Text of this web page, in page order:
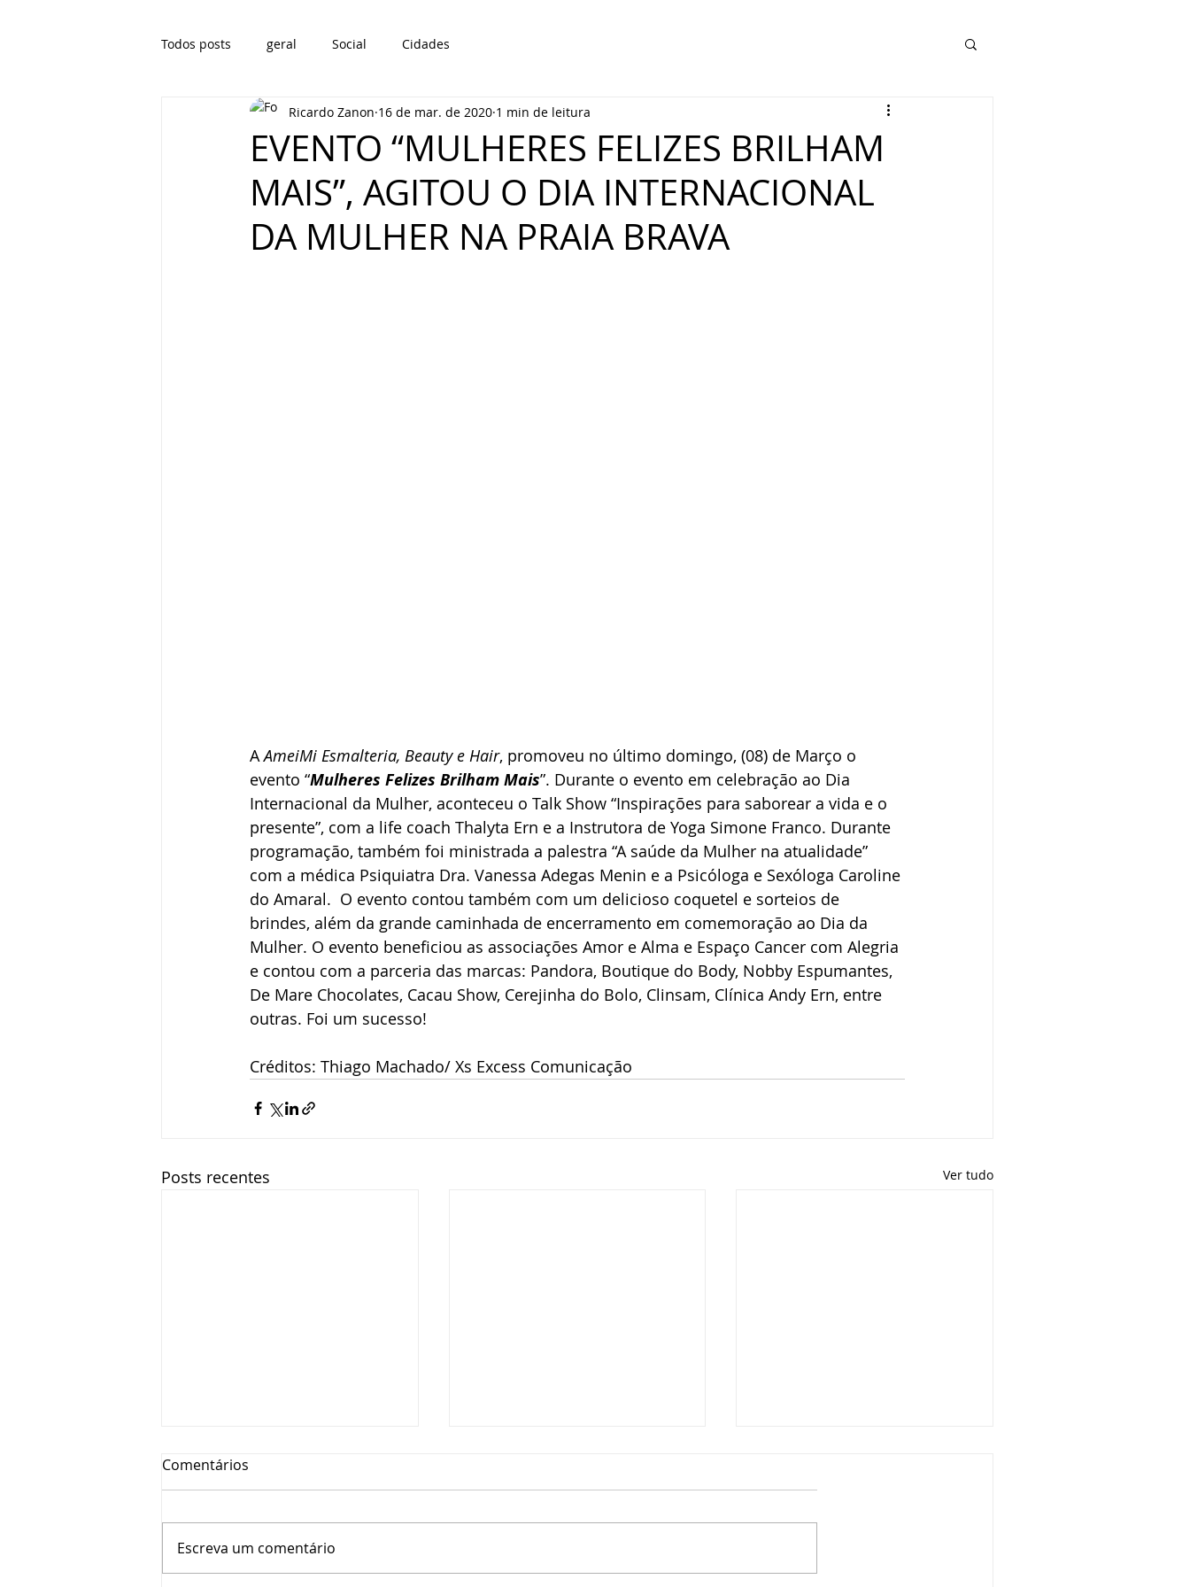
Todos posts geral Social Cidades
EVENTO “MULHERES FELIZES BRILHAM
MAIS”, AGITOU O DIA INTERNACIONAL
DA MULHER NA PRAIA BRAVA
Ricardo Zanon 16 de mar. de 2020 1 min de leitura
A AmeiMi Esmalteria, Beauty e Hair, promoveu no último domingo, (08) de Março o
evento “Mulheres Felizes Brilham Mais”. Durante o evento em celebração ao Dia
Internacional da Mulher, aconteceu o Talk Show “Inspirações para saborear a vida e o
presente”, com a life coach Thalyta Ern e a Instrutora de Yoga Simone Franco. Durante
programação, também foi ministrada a palestra “A saúde da Mulher na atualidade”
com a médica Psiquiatra Dra. Vanessa Adegas Menin e a Psicóloga e Sexóloga Caroline
do Amaral.  O evento contou também com um delicioso coquetel e sorteios de
brindes, além da grande caminhada de encerramento em comemoração ao Dia da
Mulher. O evento beneficiou as associações Amor e Alma e Espaço Cancer com Alegria
e contou com a parceria das marcas: Pandora, Boutique do Body, Nobby Espumantes,
De Mare Chocolates, Cacau Show, Cerejinha do Bolo, Clinsam, Clínica Andy Ern, entre
outras. Foi um sucesso!
Créditos: Thiago Machado/ Xs Excess Comunicação
Posts recentes Ver tudo
Comentários
Escreva um comentário